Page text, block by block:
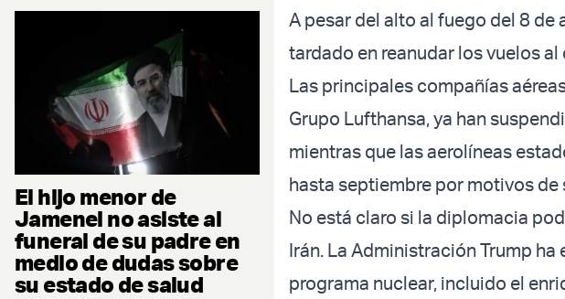
El hijo menor de
Jamenei no asiste al
funeral de su padre en
medio de dudas sobre
su estado de salud
A pesar del alto al fuego del 8
tardado en reanudar los vuelos
Las principales compañías
Grupo Lufthansa, ya han
mientras que las aerolíneas
hasta septiembre por motivos de
No está claro si la diplomacia
Irán. La Administración Trump ha
programa nuclear, incluido el